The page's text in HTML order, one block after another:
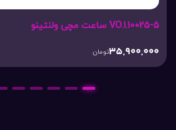
VO.1.10025-5 ساعت مچی ولنتینو
35,900,000تومان
1
2
3
4